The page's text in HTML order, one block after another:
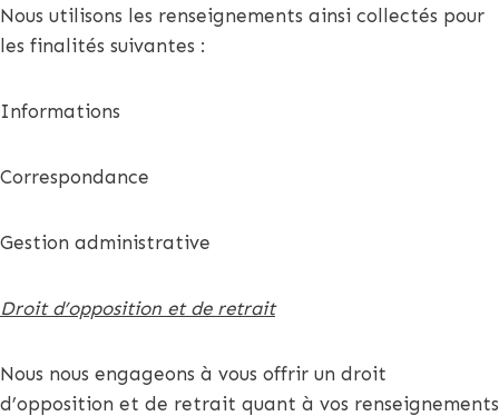
Nous utilisons les renseignements ainsi collectés pour
les finalités suivantes :
Informations
Correspondance
Gestion administrative
Droit d’opposition et de retrait
Nous nous engageons à vous offrir un droit
d’opposition et de retrait quant à vos renseignements